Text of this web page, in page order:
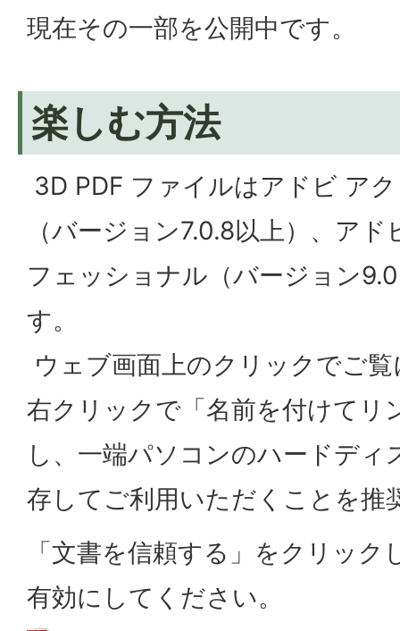
現在その一部を公開中です。
楽しむ方法
3D PDF ファイルはアドビ ア
（バージョン7.0.8以上）、ア
フェッショナル（バージョン
す。
ウェブ画面上のクリックでご
右クリックで「名前を付けてリ
し、一端パソコンのハードディ
存してご利用いただくことを推
「文書を信頼する」をクリッ
有効にしてください。